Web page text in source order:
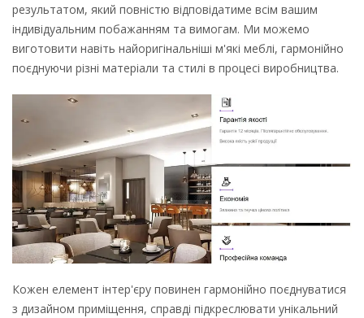
результатом, який повністю відповідатиме всім вашим
індивідуальним побажанням та вимогам. Ми можемо
виготовити навіть найоригінальніші м'які меблі, гармонійно
поєднуючи різні матеріали та стилі в процесі виробництва.
Кожен елемент інтер'єру повинен гармонійно поєднуватися
з дизайном приміщення, справді підкреслювати унікальний